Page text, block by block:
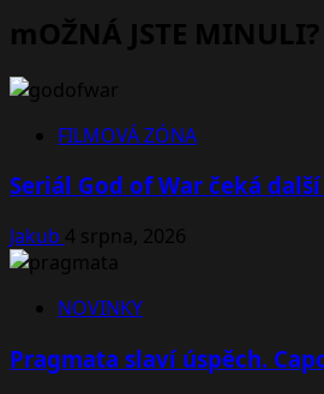
mOŽNÁ JSTE MINULI?
FILMOVÁ ZÓNA
Seriál God of War čeká
Jakub 4 srpna, 2026
NOVINKY
Pragmata slaví úspěch.